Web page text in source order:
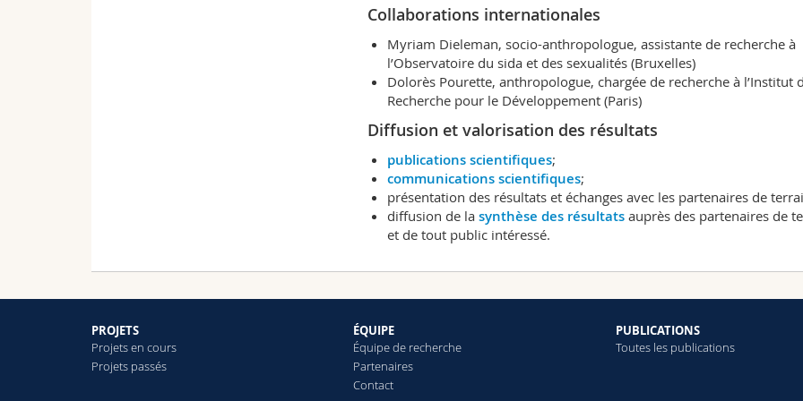
Collaborations internationales
Myriam Dieleman, socio-anthropologue, assistante de recherche à
l’Observatoire du sida et des sexualités (Bruxelles)
Dolorès Pourette, anthropologue, chargée de recherche à l’Institut
Recherche pour le Développement (Paris)
Diffusion et valorisation des résultats
publications scientifiques;
communications scientifiques;
présentation des résultats et échanges avec les partenaires de
diffusion de la synthèse des résultats auprès des partenaires de
et de tout public intéressé.
PROJETS
Projets en cours
Projets passés
ÉQUIPE
Équipe de recherche
Partenaires
Contact
PUBLICATIONS
Toutes les publications